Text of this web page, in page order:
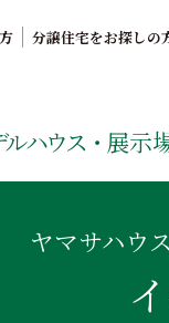
分譲住宅をお探しの
ハウス・ 展示
ヤマサハウ